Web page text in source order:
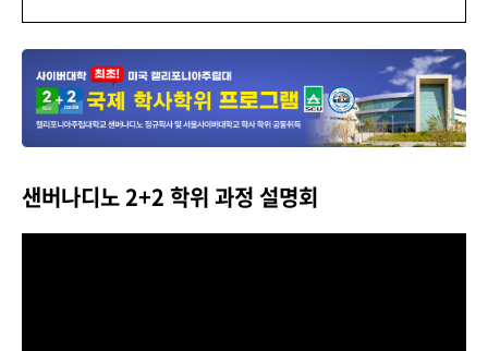
샌버나디노 2+2 학위 과정 설명회